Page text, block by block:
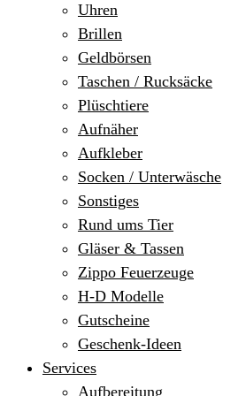
Uhren
Brillen
Geldbörsen
Taschen / Rucksäcke
Plüschtiere
Aufnäher
Aufkleber
Socken / Unterwäsche
Sonstiges
Rund ums Tier
Gläser & Tassen
Zippo Feuerzeuge
H-D Modelle
Gutscheine
Geschenk-Ideen
Services
Aufbereitung